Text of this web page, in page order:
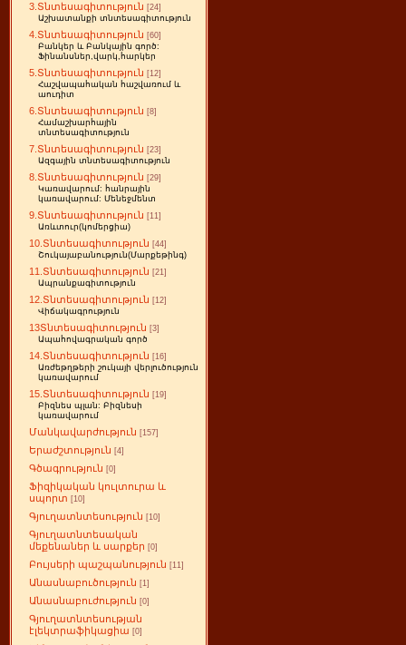
3.Տնտեսագիտություն [24]
Աշխատանքի տնտեսագիտություն
4.Տնտեսագիտություն [60]
Բանկեր և Բանկային գործ:
Ֆինանսներ,վարկ,հարկեր
5.Տնտեսագիտություն [12]
Հաշվապահական հաշվառում և
աուդիտ
6.Տնտեսագիտություն [8]
Համաշխարհային
տնտեսագիտություն
7.Տնտեսագիտություն [23]
Ազգային տնտեսագիտություն
8.Տնտեսագիտություն [29]
Կառավարում: հանրային
կառավարում: Մենեջմենտ
9.Տնտեսագիտություն [11]
Առևտուր(կոմերցիա)
10.Տնտեսագիտություն [44]
Շուկայաբանություն(Մարքեթինգ)
11.Տնտեսագիտություն [21]
Ապրանքագիտություն
12.Տնտեսագիտություն [12]
Վիճակագրություն
13Տնտեսագիտություն [3]
Ապահովագրական գործ
14.Տնտեսագիտություն [16]
Առժեթղթերի շուկայի վերլուծություն
կառավարում
15.Տնտեսագիտություն [19]
Բիզնես պլան: Բիզնեսի
կառավարում
Մանկավարժություն [157]
Երաժշտություն [4]
Գծագրություն [0]
Ֆիզիկական կուլտուրա և
սպորտ [10]
Գյուղատնտեսություն [10]
Գյուղատնտեսական
մեքենաներ և սարքեր [0]
Բույսերի պաշպանություն [11]
Անասնաբուծություն [1]
Անասնաբուժություն [0]
Գյուղատնտեսության
էլեկտրաֆիկացիա [0]